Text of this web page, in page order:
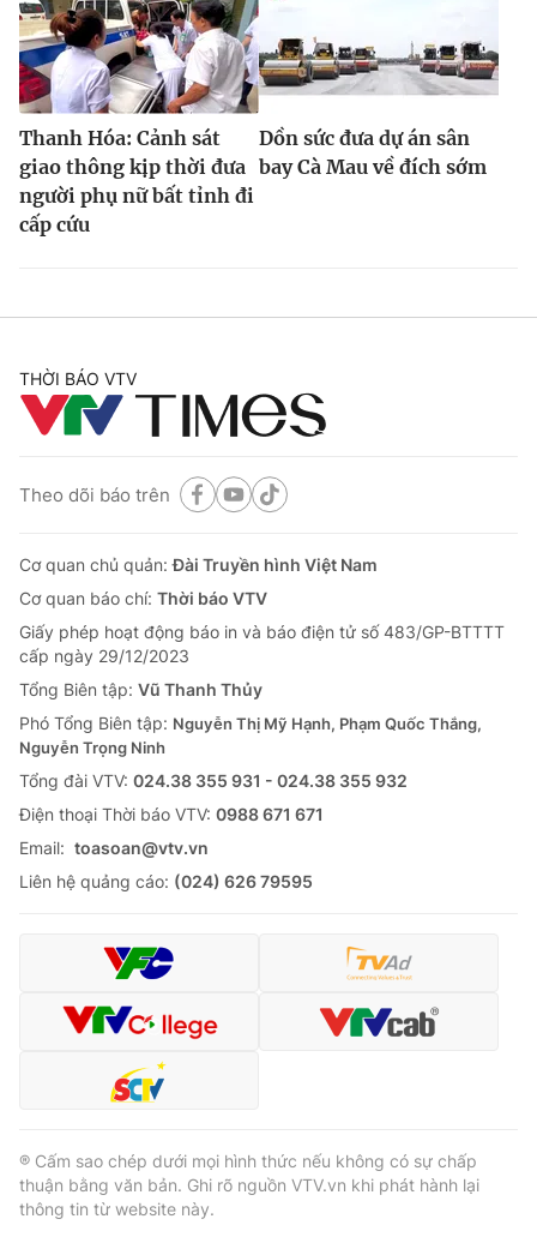
Thanh Hóa: Cảnh sát
giao thông kịp thời đưa
người phụ nữ bất tỉnh đi
cấp cứu
Dồn sức đưa dự án sân
bay Cà Mau về đích sớm
THỜI BÁO VTV
Theo dõi báo trên
Cơ quan chủ quản:Đài Truyền hình Việt Nam
Cơ quan báo chí: Thời báo VTV
Giấy phép hoạt động báo in và báo điện tử số 483/GP-BTTTT
cấp ngày 29/12/2023
Tổng Biên tập: Vũ Thanh Thủy
Phó Tổng Biên tập: Nguyễn Thị Mỹ Hạnh, Phạm Quốc Thắng,
Nguyễn Trọng Ninh
Tổng đài VTV: 024.38 355 931 - 024.38 355 932
Ðiện thoại Thời báo VTV: 0988 671 671
Email: toasoan@vtv.vn
Liên hệ quảng cáo: (024) 626 79595
® Cấm sao chép dưới mọi hình thức nếu không có sự chấp
thuận bằng văn bản. Ghi rõ nguồn VTV.vn khi phát hành lại
thông tin từ website này.